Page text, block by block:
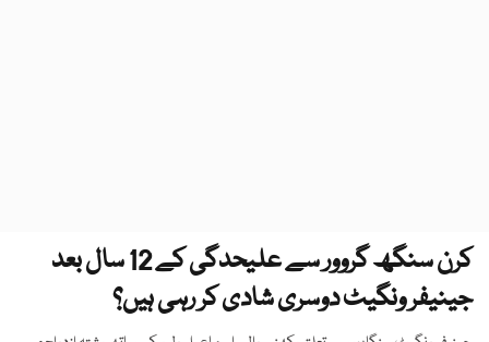
کرن سنگھ گروور سے علیحدگی کے 12 سال بعد
جینیفر ونگیٹ دوسری شادی کر رہی ہیں؟